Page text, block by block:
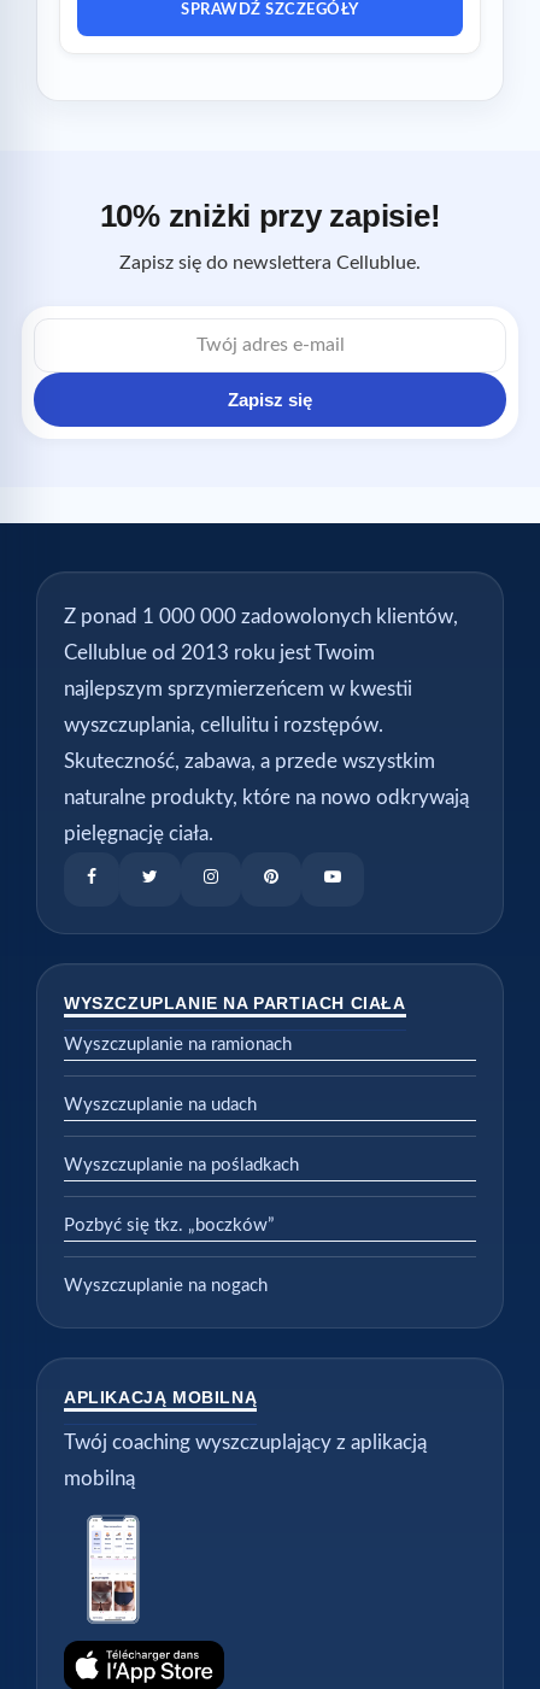
SPRAWDŹ SZCZEGÓŁY
10% zniżki przy zapisie!
Zapisz się do newslettera Cellublue.
Adres
e-
Zapisz się
Z ponad 1 000 000 zadowolonych klientów,
Cellublue od 2013 roku jest Twoim
najlepszym sprzymierzeńcem w kwestii
wyszczuplania, cellulitu i rozstępów.
Skuteczność, zabawa, a przede wszystkim
naturalne produkty, które na nowo odkrywają
pielęgnację ciała.
WYSZCZUPLANIE NA PARTIACH CIAŁA
Wyszczuplanie na ramionach
Wyszczuplanie na udach
Wyszczuplanie na pośladkach
Pozbyć się tkz. „boczków”
Wyszczuplanie na nogach
APLIKACJĄ MOBILNĄ
Twój coaching wyszczuplający z aplikacją
mobilną